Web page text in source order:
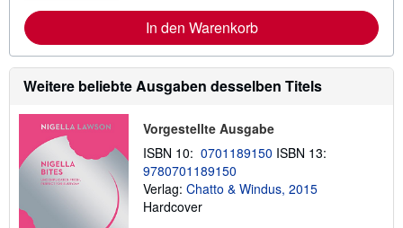
V
e
r
s
a
n
d
o
s
t
n
r
e
I
n
r
t
o
e
n
In den Warenkorb
Weitere beliebte Ausgaben desselben Titels
Vorgestellte Ausgabe
ISBN 10: 0701189150 ISBN 13:
9780701189150
Verlag: Chatto & Windus, 2015
Hardcover